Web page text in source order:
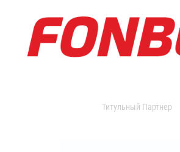
Титульный Партнер